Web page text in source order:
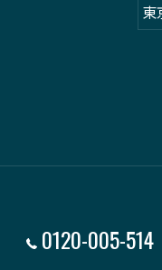
東
0120-005-514